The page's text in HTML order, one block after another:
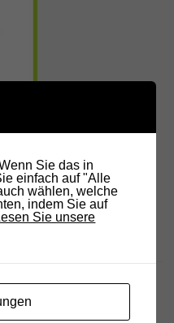
und
30/2026
Sie das in
einfach auf "Alle
wählen, welche
indem Sie auf
Sie unsere